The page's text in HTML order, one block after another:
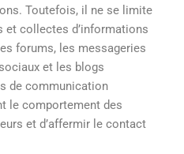
Toutefois, il ne se limite
et collectes d’informations
forums, les messageries
et les blogs
de communication
le comportement des
et d’affermir le contact